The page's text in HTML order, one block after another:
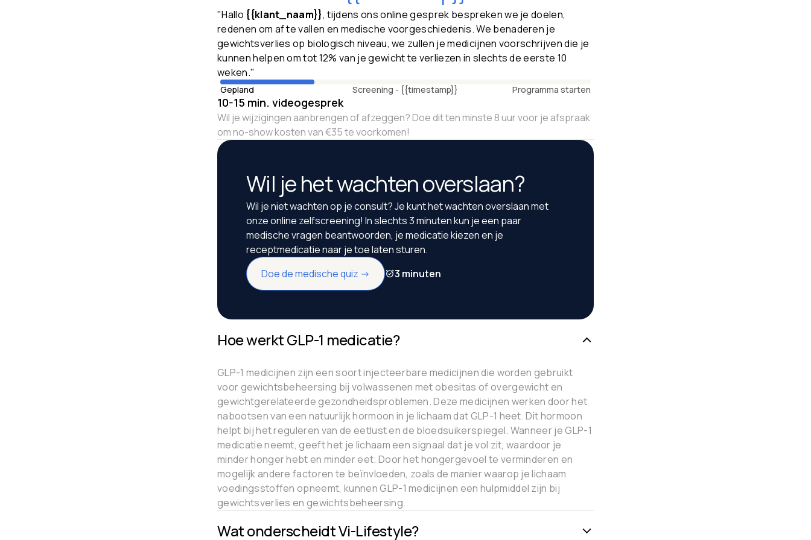
"Hallo {{klant_naam}}, tijdens ons online gesprek bespreken we je doelen,
redenen om af te vallen en medische voorgeschiedenis. We benaderen je
gewichtsverlies op biologisch niveau, we zullen je medicijnen voorschrijven die je
kunnen helpen om tot 12% van je gewicht te verliezen in slechts de eerste 10
weken."
Gepland Screening - {{timestamp}} Programma starten
10-15 min. videogesprek
Wil je wijzigingen aanbrengen of afzeggen? Doe dit ten minste 8 uur voor je afspraak
om no-show kosten van €35 te voorkomen!
Wil je het wachten overslaan?
Wil je niet wachten op je consult? Je kunt het wachten overslaan met
onze online zelfscreening! In slechts 3 minuten kun je een paar
medische vragen beantwoorden, je medicatie kiezen en je
receptmedicatie naar je toe laten sturen.
Doe de medische quiz ->
3 minuten
Hoe werkt GLP-1 medicatie?
GLP-1 medicijnen zijn een soort injecteerbare medicijnen die worden gebruikt
voor gewichtsbeheersing bij volwassenen met obesitas of overgewicht en
gewichtgerelateerde gezondheidsproblemen. Deze medicijnen werken door het
nabootsen van een natuurlijk hormoon in je lichaam dat GLP-1 heet. Dit hormoon
helpt bij het reguleren van de eetlust en de bloedsuikerspiegel. Wanneer je GLP-1
medicatie neemt, geeft het je lichaam een signaal dat je vol zit, waardoor je
minder honger hebt en minder eet. Door het hongergevoel te verminderen en
mogelijk andere factoren te beïnvloeden, zoals de manier waarop je lichaam
voedingsstoffen opneemt, kunnen GLP-1 medicijnen een hulpmiddel zijn bij
gewichtsverlies en gewichtsbeheersing.
Wat onderscheidt Vi-Lifestyle?